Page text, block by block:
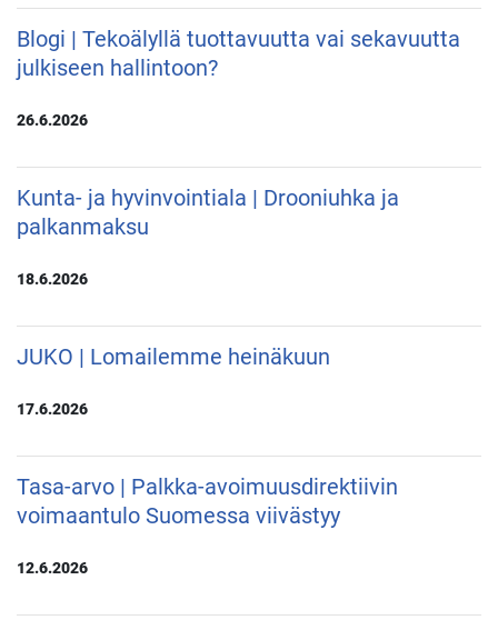
Blogi | Tekoälyllä tuottavuutta vai sekavuutta
julkiseen hallintoon?
26.6.2026
Kunta- ja hyvinvointiala | Drooniuhka ja
palkanmaksu
18.6.2026
JUKO | Lomailemme heinäkuun
17.6.2026
Tasa-arvo | Palkka-avoimuusdirektiivin
voimaantulo Suomessa viivästyy
12.6.2026